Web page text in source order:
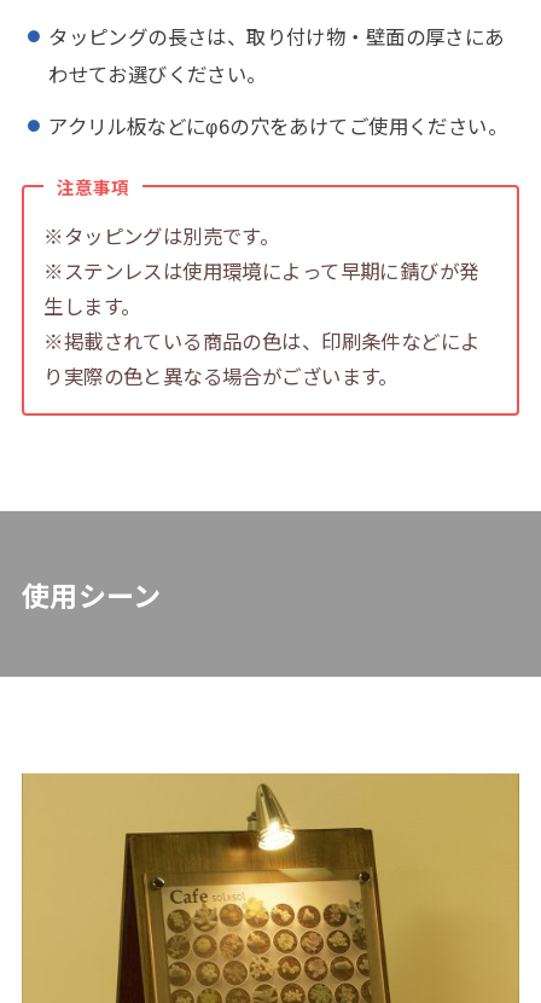
タッピングの長さは、取り付け物・壁面の厚さにあ
わせてお選びください。
アクリル板などにφ6の穴をあけてご使用ください。
注意事項
※タッピングは別売です。
※ステンレスは使用環境によって早期に錆びが発
生します。
※掲載されている商品の色は、印刷条件などによ
り実際の色と異なる場合がございます。
使用シーン